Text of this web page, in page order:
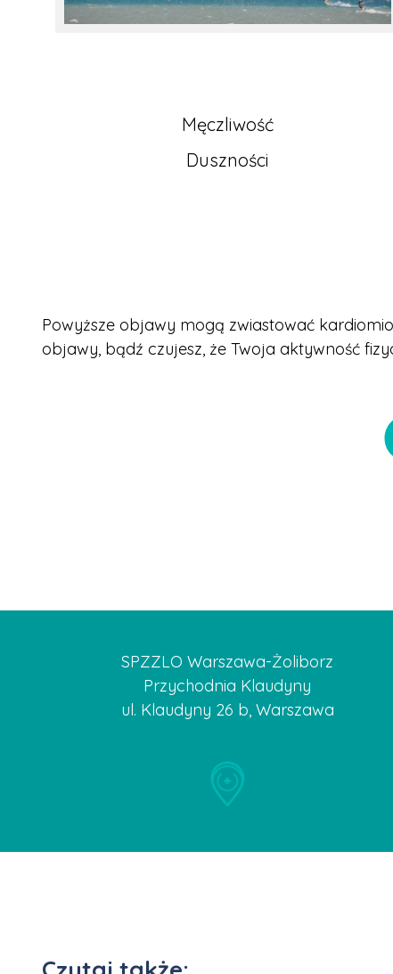
Męczliwość
Duszności
Powyższe objawy mogą zwiastować
objawy, bądź czujesz, że Twoja aktywność
SPZZLO Warszawa-Żoliborz
Przychodnia Klaudyny
ul. Klaudyny 26 b, Warszawa